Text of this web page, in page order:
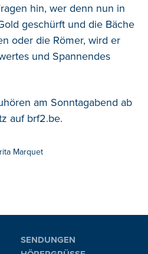
hin, wer denn nun in
geschürft und die Bäche
oder die Römer, wird er
und Spannendes
am Sonntagabend ab
auf brf2.be.
Marquet
SENDUNGEN